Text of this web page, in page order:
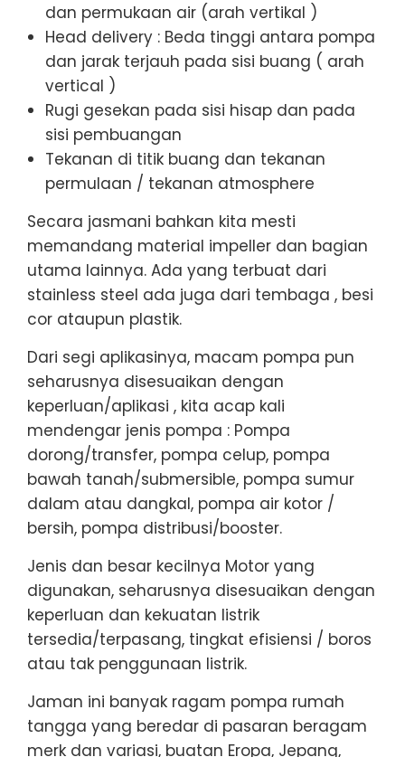
dan permukaan air (arah vertikal )
Head delivery : Beda tinggi antara pompa
dan jarak terjauh pada sisi buang ( arah
vertical )
Rugi gesekan pada sisi hisap dan pada
sisi pembuangan
Tekanan di titik buang dan tekanan
permulaan / tekanan atmosphere
Secara jasmani bahkan kita mesti
memandang material impeller dan bagian
utama lainnya. Ada yang terbuat dari
stainless steel ada juga dari tembaga , besi
cor ataupun plastik.
Dari segi aplikasinya, macam pompa pun
seharusnya disesuaikan dengan
keperluan/aplikasi , kita acap kali
mendengar jenis pompa : Pompa
dorong/transfer, pompa celup, pompa
bawah tanah/submersible, pompa sumur
dalam atau dangkal, pompa air kotor /
bersih, pompa distribusi/booster.
Jenis dan besar kecilnya Motor yang
digunakan, seharusnya disesuaikan dengan
keperluan dan kekuatan listrik
tersedia/terpasang, tingkat efisiensi / boros
atau tak penggunaan listrik.
Jaman ini banyak ragam pompa rumah
tangga yang beredar di pasaran beragam
merk dan variasi, buatan Eropa, Jepang,